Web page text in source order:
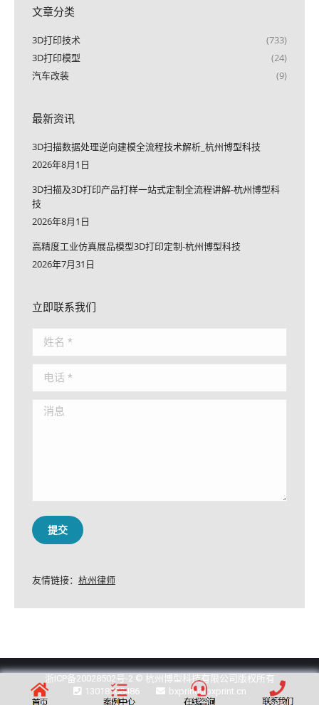
文章分类
3D打印技术
(733)
3D打印模型
(24)
汽车改装
(9)
最新资讯
3D扫描数据处理逆向建模全流程技术解析_杭州博型科技
2026年8月1日
3D扫描及3D打印产品打样一站式定制全流程讲解-杭州博型科
技
2026年8月1日
高精度工业仿真展品模型3D打印定制-杭州博型科技
2026年7月31日
立即联系我们
姓名 *
电话 *
消息
提交
友情链接： 杭州律师
浙ICP备20028502号-2 © 杭州博型科技有限公司版权所有
13018908486
bxprint@bxprint.cn